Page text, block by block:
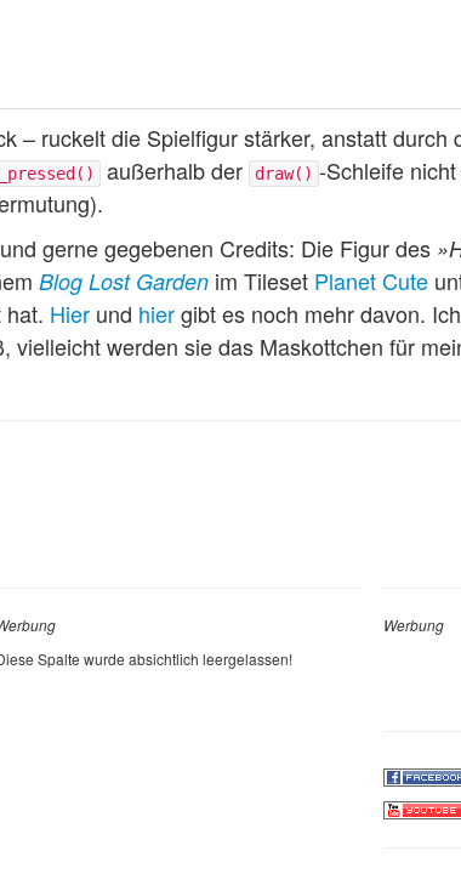
– ruckelt die Spielfigur stärker, anstatt durch
außerhalb der draw() -Schleife
gerne gegebenen Credits: Die Figur des
Blog Lost Garden im Tileset Planet Cute
hat. Hier und hiergibt es noch mehr davon.
vielleicht werden sie das Maskottchen für
Spalte wurde absichtlich leergelassen!
Werbung